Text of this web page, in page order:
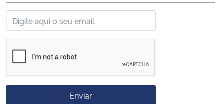
https://portal.ufsm.br/confirmacao no período de 17
Enviar